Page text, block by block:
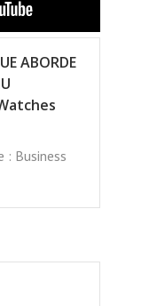
ABORDE
: Business